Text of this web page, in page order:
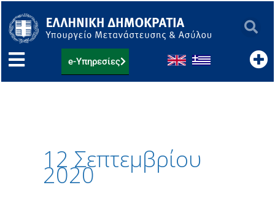
στο
περιεχόμενο
e-Υπηρεσίες
12 Σεπτεμβρίου
2020